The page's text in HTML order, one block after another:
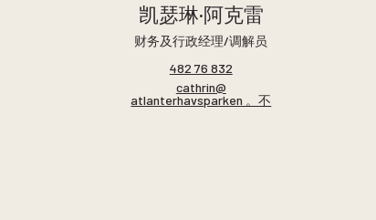
凯瑟琳·阿克雷
财务及行政经理/调解员
482 76 832
cathrin@
atlanterhavsparken 。不